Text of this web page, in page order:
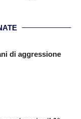
di aggressione